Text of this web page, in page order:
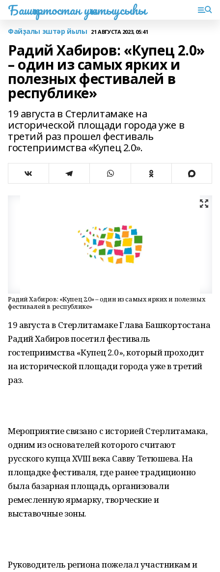
Башҡортостан уҡытыусыһы
Файҙалы эштәр йылы 21 АВГУСТА 2023, 05:41
Радий Хабиров: «Купец 2.0»
– один из самых ярких и
полезных фестивалей в
республике»
19 августа в Стерлитамаке на
исторической площади города уже в
третий раз прошел фестиваль
гостеприимства «Купец 2.0».
Радий Хабиров: «Купец 2.0» – один из самых ярких и полезных
фестивалей в республике»
19 августа в Стерлитамаке Глава Башкортостана
Радий Хабиров посетил фестиваль
гостеприимства «Купец 2.0», который проходит
на исторической площади города уже в третий
раз.
Мероприятие связано с историей Стерлитамака,
одним из основателей которого считают
русского купца XVIII века Савву Тетюшева. На
площадке фестиваля, где ранее традиционно
была базарная площадь, организовали
ремесленную ярмарку, творческие и
выставочные зоны.
Руководитель региона пожелал участникам и